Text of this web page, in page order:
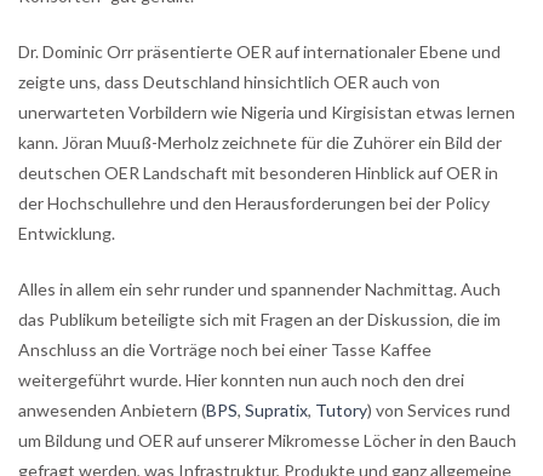
Dr. Dominic Orr präsentierte OER auf internationaler Ebene und
zeigte uns, dass Deutschland hinsichtlich OER auch von
unerwarteten Vorbildern wie Nigeria und Kirgisistan etwas lernen
kann. Jöran Muuß-Merholz zeichnete für die Zuhörer ein Bild der
deutschen OER Landschaft mit besonderen Hinblick auf OER in
der Hochschullehre und den Herausforderungen bei der Policy
Entwicklung.
Alles in allem ein sehr runder und spannender Nachmittag. Auch
das Publikum beteiligte sich mit Fragen an der Diskussion, die im
Anschluss an die Vorträge noch bei einer Tasse Kaffee
weitergeführt wurde. Hier konnten nun auch noch den drei
anwesenden Anbietern (BPS, Supratix, Tutory) von Services rund
um Bildung und OER auf unserer Mikromesse Löcher in den Bauch
gefragt werden, was Infrastruktur, Produkte und ganz allgemeine